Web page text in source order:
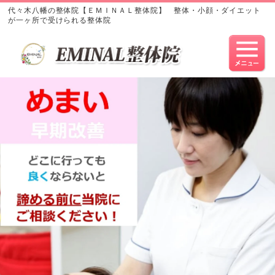
代々木八幡の整体院【ＥＭＩＮＡＬ整体院】 整体・小顔・ダイエット
が一ヶ所で受けられる整体院